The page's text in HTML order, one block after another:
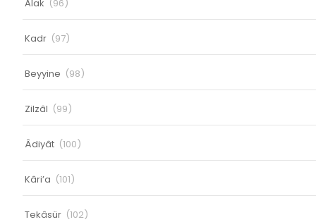
Alak (96)
Kadr (97)
Beyyine (98)
Zilzâl (99)
Âdiyât (100)
Kâri’a (101)
Tekâsür (102)